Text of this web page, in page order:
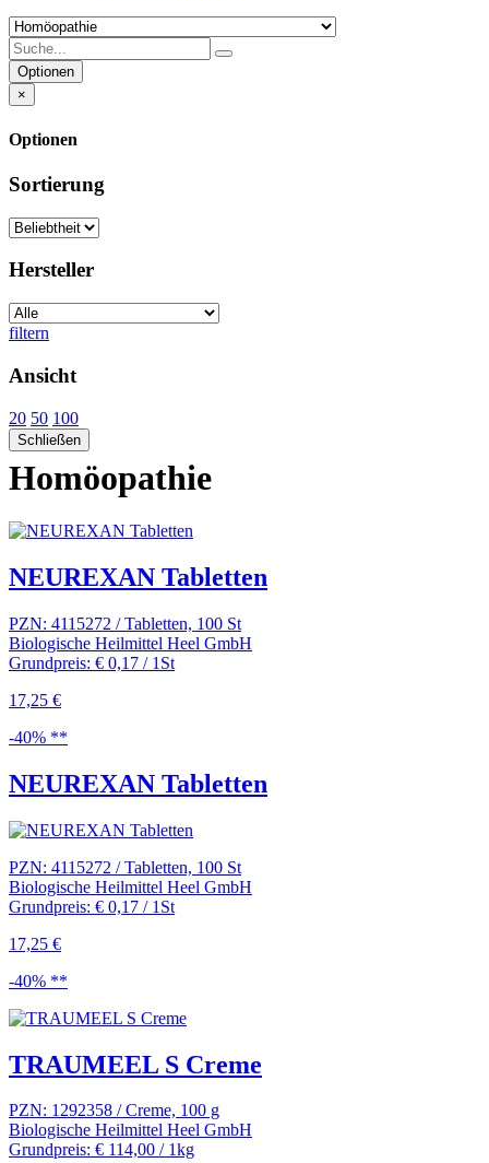
Optionen
×
Optionen
Sortierung
Hersteller
filtern
Ansicht
20 50 100
Schließen
Homöopathie
NEUREXAN Tabletten
PZN: 4115272 / Tabletten, 100 St
Biologische Heilmittel Heel GmbH
Grundpreis: € 0,17 / 1St
17,25 €
-40% **
NEUREXAN Tabletten
PZN: 4115272 / Tabletten, 100 St
Biologische Heilmittel Heel GmbH
Grundpreis: € 0,17 / 1St
17,25 €
-40% **
TRAUMEEL S Creme
PZN: 1292358 / Creme, 100 g
Biologische Heilmittel Heel GmbH
Grundpreis: € 114,00 / 1kg